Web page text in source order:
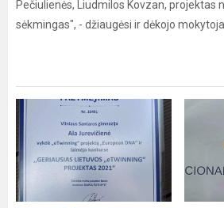
Pečiulienės, Liudmilos Kovzan, projektas
sėkmingas", - džiaugėsi ir dėkojo